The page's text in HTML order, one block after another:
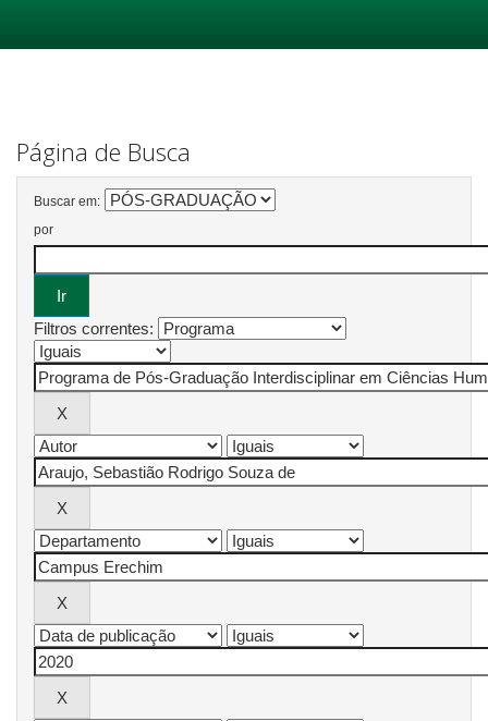
Página de Busca
Buscar em:
por
Filtros correntes: